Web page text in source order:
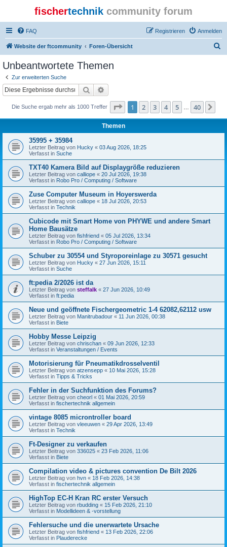
fischertechnik community forum
FAQ Anmelden
Registrieren
Website der ftcommunity Foren-Übersicht
Unbeantwortete Themen
Zur erweiterten Suche
Suche
Die Suche ergab mehr als 1000 Treffer Seite 1von 40
1 2 3 4 5 40
Themen
35995 + 35984
Letzter Beitrag von Hucky « 03 Aug 2026, 18:25
Verfasst in Suche
TXT40 Kamera Bild auf Displaygröße reduzieren
Letzter Beitrag von calliope « 20 Jul 2026, 19:38
Verfasst in Robo Pro / Computing / Software
Zuse Computer Museum in Hoyerswerda
Letzter Beitrag von calliope « 18 Jul 2026, 20:53
Verfasst in Technik
Cubicode mit Smart Home von PHYWE und andere Smart
Home Bausätze
Letzter Beitrag von fishfriend « 05 Jul 2026, 13:34
Verfasst in Robo Pro / Computing / Software
Schuber zu 30554 und Styroporeinlage zu 30571 gesucht
Letzter Beitrag von Hucky « 27 Jun 2026, 15:11
Verfasst in Suche
ft:pedia 2/2026 ist da
Letzter Beitrag von steffalk « 27 Jun 2026, 10:49
Verfasst in ft:pedia
Neue und geöffnete Fischergeometric 1-4 62082,62112 usw
Letzter Beitrag von Manitrubadour « 11 Jun 2026, 00:38
Verfasst in Biete
Hobby Messe Leipzig
Letzter Beitrag von chrischan « 09 Jun 2026, 12:33
Verfasst in Veranstaltungen / Events
Motorisierung für Pneumatikdrosselventil
Letzter Beitrag von atzensepp « 10 Mai 2026, 15:28
Verfasst in Tipps & Tricks
Fehler in der Suchfunktion des Forums?
Letzter Beitrag von cheorl « 01 Mai 2026, 20:59
Verfasst in fischertechnik allgemein
vintage 8085 microntroller board
Letzter Beitrag von vleeuwen « 29 Apr 2026, 13:49
Verfasst in Technik
Ft-Designer zu verkaufen
Letzter Beitrag von 336025 « 23 Feb 2026, 11:06
Verfasst in Biete
Compilation video & pictures convention De Bilt 2026
Letzter Beitrag von hvn « 18 Feb 2026, 14:38
Verfasst in fischertechnik allgemein
HighTop EC-H Kran RC erster Versuch
Letzter Beitrag von rbudding « 15 Feb 2026, 21:10
Verfasst in Modellideen & -vorstellung
Fehlersuche und die unerwartete Ursache
Letzter Beitrag von fishfriend « 13 Feb 2026, 22:06
Verfasst in Plauderecke